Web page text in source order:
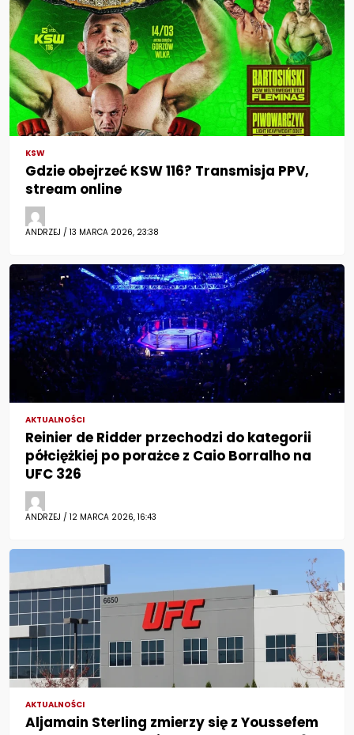
KSW
Gdzie obejrzeć KSW 116? Transmisja PPV,
stream online
ANDRZEJ / 13 MARCA 2026, 23:38
AKTUALNOŚCI
Reinier de Ridder przechodzi do kategorii
półciężkiej po porażce z Caio Borralho na
UFC 326
ANDRZEJ / 12 MARCA 2026, 16:43
AKTUALNOŚCI
Aljamain Sterling zmierzy się z Youssefem